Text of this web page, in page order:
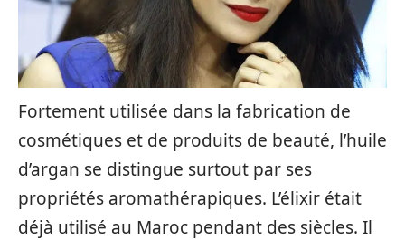
Fortement utilisée dans la fabrication de
cosmétiques et de produits de beauté, l’huile
d’argan se distingue surtout par ses
propriétés aromathérapiques. L’élixir était
déjà utilisé au Maroc pendant des siècles. Il